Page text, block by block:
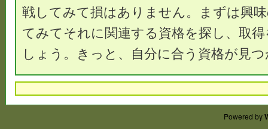
戦してみて損はありません。まずは興
てみてそれに関連する資格を探し、取
しょう。きっと、自分に合う資格が見
Powered by